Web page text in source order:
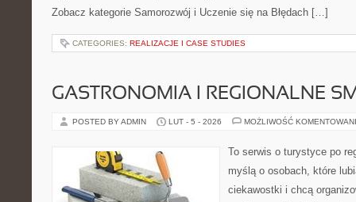
Zobacz kategorie Samorozwój i Uczenie się na Błędach […]
CATEGORIES: REALIZACJE I CASE STUDIES
GASTRONOMIA I REGIONALNE
POSTED BY ADMIN LUT - 5 - 2026 MOŻLIWOŚĆ
To serwis o turystyce po
myślą o osobach, które
ciekawostki i chcą